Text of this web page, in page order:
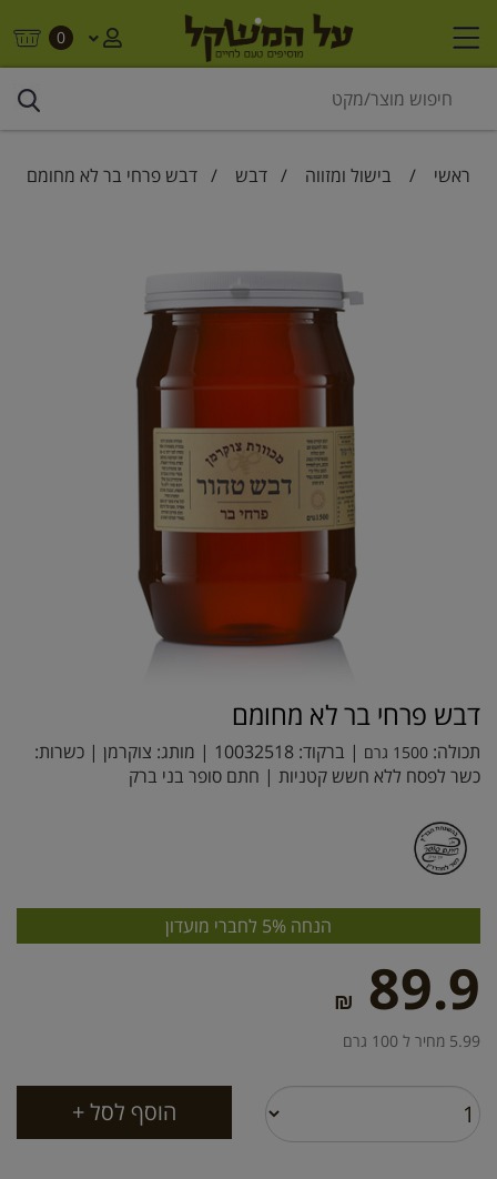
0
ראשי / בישול ומזווה / דבש / דבש פרחי בר לא מחומם
דבש פרחי בר לא מחומם
תכולה: 1500 גרם | ברקוד: 10032518 | מותג: צוקרמן | כשרות:
כשר לפסח ללא חשש קטניות | חתם סופר בני ברק
הנחה 5% לחברי מועדון
89.9
₪
5.99 מחיר ל 100 גרם